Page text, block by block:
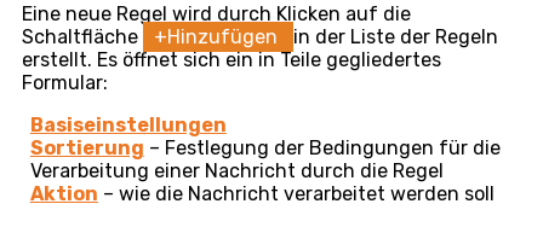
Eine neue Regel wird durch Klicken auf die
Schaltfläche
+Hinzufügen
in der Liste der Regeln
erstellt. Es öffnet sich ein in Teile gegliedertes
Formular:
Basiseinstellungen
Sortierung – Festlegung der Bedingungen für die
Verarbeitung einer Nachricht durch die Regel
Aktion – wie die Nachricht verarbeitet werden soll